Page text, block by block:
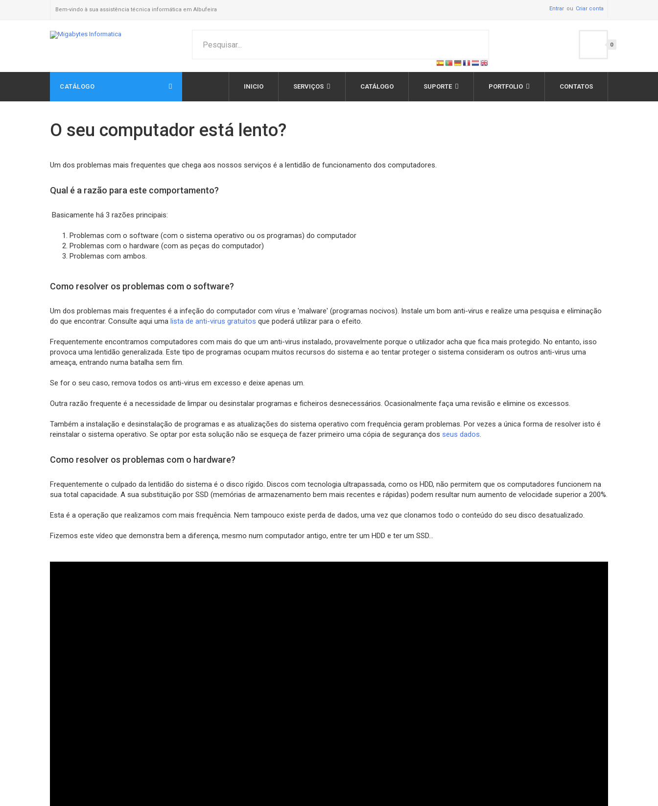
Bem-vindo à sua assistência técnica informática em Albufeira Entrar Criar conta
0
CATÁLOGO INICIO SERVIÇOS CATÁLOGO SUPORTE PORTFOLIO CONTATOS
O seu computador está lento?
Um dos problemas mais frequentes que chega aos nossos serviços é a lentidão de funcionamento dos computadores.
Qual é a razão para este comportamento?
Basicamente há 3 razões principais:
Problemas com o software (com o sistema operativo ou os programas) do computador
Problemas com o hardware (com as peças do computador)
Problemas com ambos.
Como resolver os problemas com o software?
Um dos problemas mais frequentes é a infeção do computador com vírus e 'malware' (programas nocivos). Instale um bom anti-virus e realize uma pesquisa e eliminação
do que encontrar. Consulte aqui uma lista de anti-virus gratuitos que poderá utilizar para o efeito.
Frequentemente encontramos computadores com mais do que um anti-virus instalado, provavelmente porque o utilizador acha que fica mais protegido. No entanto, isso
provoca uma lentidão generalizada. Este tipo de programas ocupam muitos recursos do sistema e ao tentar proteger o sistema consideram os outros anti-virus uma
ameaça, entrando numa batalha sem fim.
Se for o seu caso, remova todos os anti-virus em excesso e deixe apenas um.
Outra razão frequente é a necessidade de limpar ou desinstalar programas e ficheiros desnecessários. Ocasionalmente faça uma revisão e elimine os excessos.
Também a instalação e desinstalação de programas e as atualizações do sistema operativo com frequência geram problemas. Por vezes a única forma de resolver isto é
reinstalar o sistema operativo. Se optar por esta solução não se esqueça de fazer primeiro uma cópia de segurança dos seus dados.
Como resolver os problemas com o hardware?
Frequentemente o culpado da lentidão do sistema é o disco rígido. Discos com tecnologia ultrapassada, como os HDD, não permitem que os computadores funcionem na
sua total capacidade. A sua substituição por SSD (memórias de armazenamento bem mais recentes e rápidas) podem resultar num aumento de velocidade superior a 200%.
Esta é a operação que realizamos com mais frequência. Nem tampouco existe perda de dados, uma vez que clonamos todo o conteúdo do seu disco desatualizado.
Fizemos este vídeo que demonstra bem a diferença, mesmo num computador antigo, entre ter um HDD e ter um SSD...